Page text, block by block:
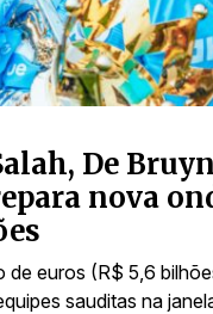
De
nova
de euros (R$ 5,6
sauditas na